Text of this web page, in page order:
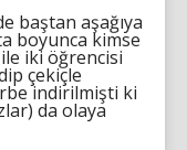
baştan aşağıya
boyunca kimse
iki öğrencisi
çekiçle
indirilmişti ki
da olaya